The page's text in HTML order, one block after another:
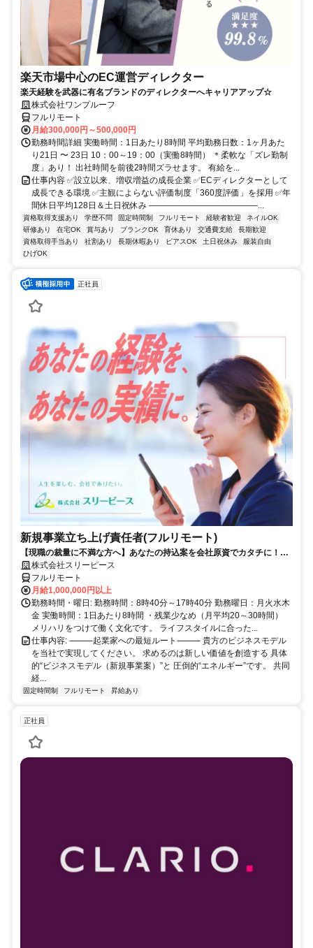
楽天市場中心のEC運営ディレクター
楽天経験を武器に有名ブランドのディレクターへキャリアアップ☆
株式会社ワンプルーフ
フルリモート
月給300,000円～500,000円
勤務時間詳細 実働時間：1日あたり8時間 平均勤務日数：1ヶ月あた
り21日 〜 23日 10：00～19：00（実働8時間） ＊柔軟な「ズレ勤制
度」あり！ 出社時間を前後2時間ズラせます。 有給を...
仕事内容 ✅設立以来、増収増益の成長企業 ✅ECディレクターとして
成長できる環境 ✅主観によらない評価制度「360度評価」を採用 ✅年
間休日平均128日＆土日祝休み ―――――――――――――...
資格取得支援あり 学歴不問 固定時間制 フルリモート 経験者歓迎
ネイルOK
研修あり
在宅OK 賞与あり ブランクOK 育休あり 交通費支給
長期歓迎
資格取得手当あり
社割あり 長期休暇あり ピアスOK 土日祝休み
服装自由
ひげOK
正社員
新規事業立ち上げ責任者(フルリモート)
【現職の裁量に不満な方へ】あなたの持込案を会社原資でカタチに！最
短6ヶ月で共同経営者の道へ
株式会社スリーピース
フルリモート
月給1,000,000円以上
勤務時間・曜日: 勤務時間：8時40分～17時40分 勤務曜日：月火水木
金 実働時間：1日あたり8時間 ・残業少なめ（月平均20～30時間）
メリハリをつけて働く文化です。 ライフスタイルに合った...
仕事内容: ⸻起業家への最短ルート⸻ 貴方のビジネスモデル
を当社で実現してください。 求めるのは新しい価値を創造する 具体
的“ビジネスモデル（新規事業案）”と 圧倒的“エネルギー”です。 共同
経...
固定時間制 フルリモート 昇給あり
正社員